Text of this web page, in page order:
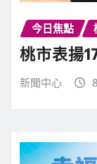
今日焦點
桃市表揚
新聞中心